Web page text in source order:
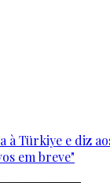
à Türkiye e diz
em breve"